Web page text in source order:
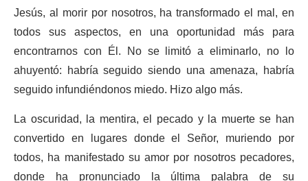
Jesús, al morir por nosotros, ha transformado el mal, en
todos sus aspectos, en una oportunidad más para
encontrarnos con Él. No se limitó a eliminarlo, no lo
ahuyentó: habría seguido siendo una amenaza, habría
seguido infundiéndonos miedo. Hizo algo más.
La oscuridad, la mentira, el pecado y la muerte se han
convertido en lugares donde el Señor, muriendo por
todos, ha manifestado su amor por nosotros pecadores,